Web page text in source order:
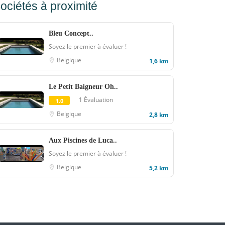
à proximité
Bleu Concept..
Soyez le premier à évaluer !
Belgique
1,6 km
Le Petit Baigneur Oh..
1.0
1 Évaluation
Belgique
2,8 km
Aux Piscines de Luca..
Soyez le premier à évaluer !
Belgique
5,2 km